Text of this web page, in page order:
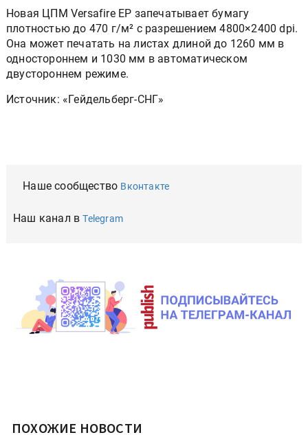
Новая ЦПМ Versafire EP запечатывает бумагу
плотностью до 470 г/м² с разрешением 4800×2400 dpi.
Она может печатать на листах длиной до 1260 мм в
одностороннем и 1030 мм в автоматическом
двустороннем режиме.
Источник: «Гейдельберг-СНГ»
Наше сообщество Вконтакте
Наш канал вTelegram
ПОХОЖИЕ НОВОСТИ